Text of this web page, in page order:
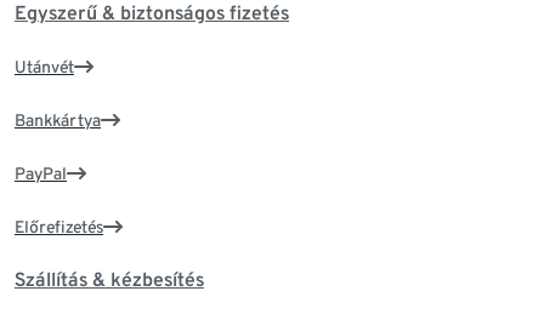
Egyszerű & biztonságos fizetés
Utánvét
Bankkártya
PayPal
Előrefizetés
Szállítás & kézbesítés